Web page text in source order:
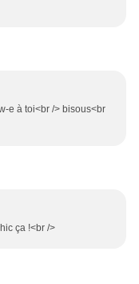
e à toi<br /> bisous<br
ça !<br />